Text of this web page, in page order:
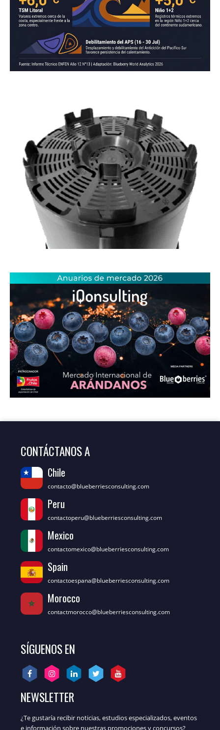
CONTÁCTANOS A
Chile
contacto@blueberriesconsulting.com
Peru
contactoperu@blueberriesconsulting.com
Mexico
contactomexico@blueberriesconsulting.com
Spain
contactoespana@blueberriesconsulting.com
Morocco
contactmorocco@blueberriesconsulting.com
SÍGUENOS EN
NEWSLETTER
¿Te gustaría recibir noticias, estudios especializados, eventos
e información sobre nuestras promociones y concursos?